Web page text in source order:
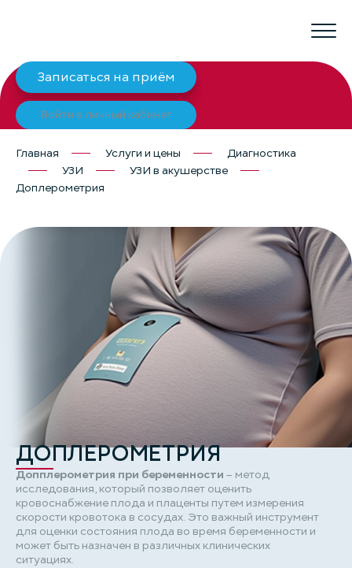
Записаться на приём
Войти в личный кабинет
Главная Услуги и цены
Диагностика
УЗИ
УЗИ в акушерстве
Доплерометрия
ДОПЛЕРОМЕТРИЯ
Допплерометрия при беременности – метод
исследования, который позволяет оценить
кровоснабжение плода и плаценты путем измерения
скорости кровотока в сосудах. Это важный инструмент
для оценки состояния плода во время беременности и
может быть назначен в различных клинических
ситуациях.